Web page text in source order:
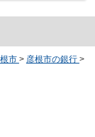
市 > 彦根市の銀行 >